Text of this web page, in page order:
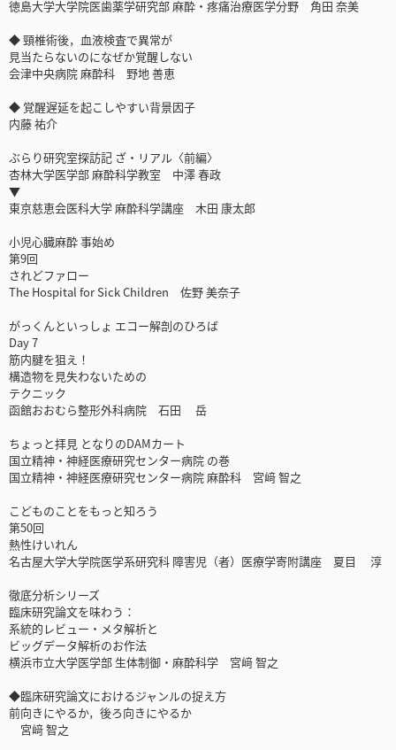
徳島大学大学院医歯薬学研究部 麻酔・疼痛治療医学分野 角田 奈美
◆ 頸椎術後，血液検査で異常が
見当たらないのになぜか覚醒しない
会津中央病院 麻酔科 野地 善恵
◆ 覚醒遅延を起こしやすい背景因子
内藤 祐介
ぶらり研究室探訪記 ざ・リアル〈前編〉
杏林大学医学部 麻酔科学教室 中澤 春政
▼
東京慈恵会医科大学 麻酔科学講座 木田 康太郎
小児心臓麻酔 事始め
第9回
されどファロー
The Hospital for Sick Children 佐野 美奈子
がっくんといっしょ エコー解剖のひろば
Day 7
筋内腱を狙え！
構造物を見失わないための
テクニック
函館おおむら整形外科病院 石田 岳
ちょっと拝見 となりのDAMカート
国立精神・神経医療研究センター病院 の巻
国立精神・神経医療研究センター病院 麻酔科 宮﨑 智之
こどものことをもっと知ろう
第50回
熱性けいれん
名古屋大学大学院医学系研究科 障害児（者）医療学寄附講座 夏目 淳
徹底分析シリーズ
臨床研究論文を味わう：
系統的レビュー・メタ解析と
ビッグデータ解析のお作法
横浜市立大学医学部 生体制御・麻酔科学 宮﨑 智之
◆臨床研究論文におけるジャンルの捉え方
前向きにやるか，後ろ向きにやるか
宮﨑 智之